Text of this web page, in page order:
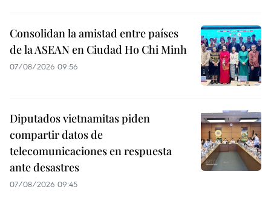
Consolidan la amistad entre países
de la ASEAN en Ciudad Ho Chi Minh
07/08/2026 09:56
Diputados vietnamitas piden
compartir datos de
telecomunicaciones en respuesta
ante desastres
07/08/2026 09:45